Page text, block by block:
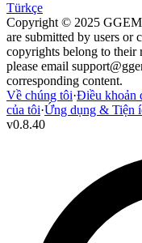
Türkçe
Copyright © 2025
are submitted by users or
copyrights belong to their
please email
corresponding content.
Về chúng tôi·Điều khoản
của tôi·Ứng dụng & Tiện
v0.8.40